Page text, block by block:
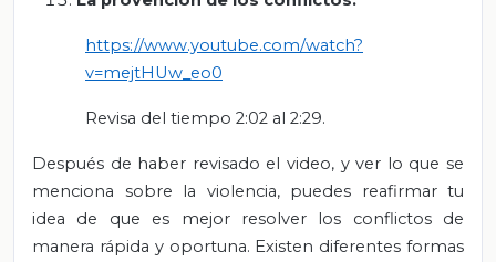
https://www.youtube.com/watch?
v=mejtHUw_eo0
Revisa del tiempo 2:02 al 2:29.
Después de haber revisado el video, y ver lo que se
menciona sobre la violencia, puedes reafirmar tu
idea de que es mejor resolver los conflictos de
manera rápida y oportuna. Existen diferentes formas